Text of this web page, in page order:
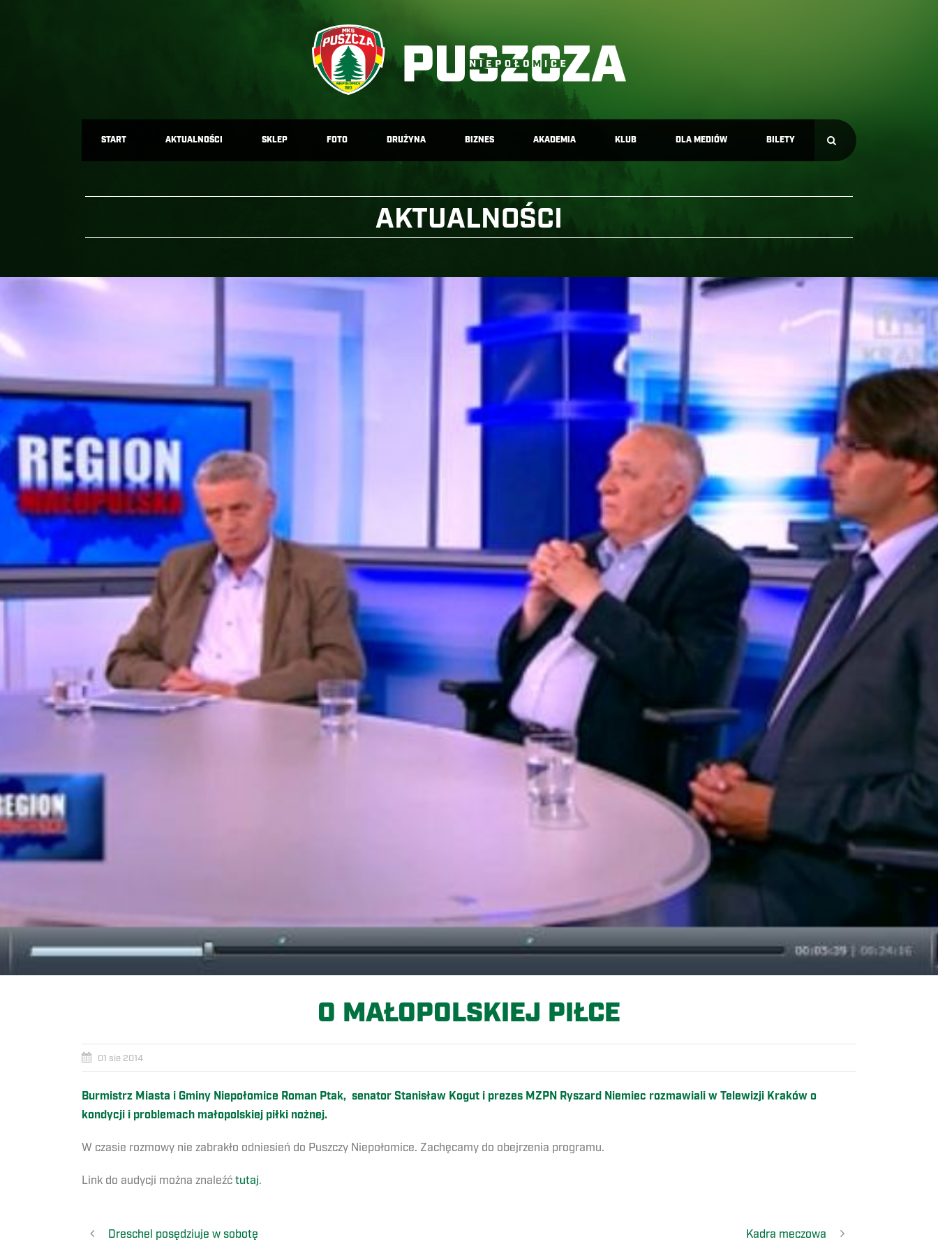
START AKTUALNOŚCI SKLEP FOTO DRUŻYNA BIZNES AKADEMIA KLUB DLA MEDIÓW BILETY
AKTUALNOŚCI
O MAŁOPOLSKIEJ PIŁCE
01 sie 2014
Burmistrz Miasta i Gminy Niepołomice Roman Ptak, senator Stanisław Kogut i prezes MZPN Ryszard Niemiec rozmawiali w Telewizji Kraków o
kondycji i problemach małopolskiej piłki nożnej.
W czasie rozmowy nie zabrakło odniesień do Puszczy Niepołomice. Zachęcamy do obejrzenia programu.
Link do audycji można znaleźć tutaj.
Dreschel posędziuje w sobotę Kadra meczowa